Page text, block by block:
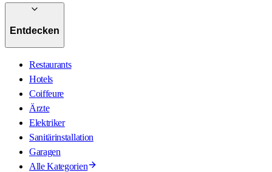
Entdecken
Restaurants
Hotels
Coiffeure
Ärzte
Elektriker
Sanitärinstallation
Garagen
Alle Kategorien